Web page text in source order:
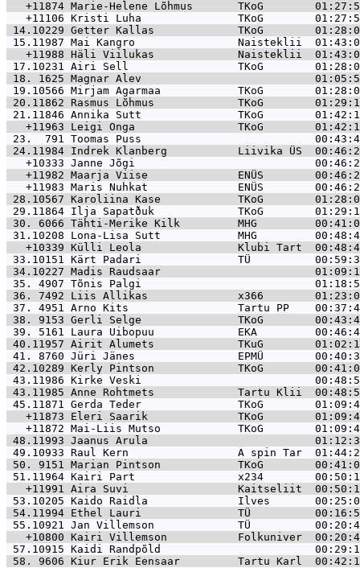
   +11874
Marie-Helene Lõhmus       TKoG
   +11106
Kristi Luha               TKoG
14.10229 Getter Kallas             TKoG
15.11987 Mai Kangro                Naisteklii
   +11988
Häli Viilukas             Naisteklii
17.10231 Airi Sell                 TKoG
18. 1625 Magnar Alev
19.10566 Mirjam Agarmaa            TKoG
20.11862 Rasmus Lõhmus             TKoG
21.11846 Annika Sutt               TKoG
   +11963
Leigi Onga                TKoG
23.  791 Toomas Puss
24.11984 Indrek Klanberg           Liivika ÜS
   +10333
Janne Jõgi
   +11982
Maarja Viise              ENÜS
   +11983
Maris Nuhkat              ENÜS
28.10567 Karoliina Kase            TKoG
29.11864 Ilja Sapatðuk             TKoG
30. 6066 Tähti-Merike Kilk         MHG
31.10208 Lona-Lisa Sutt            MHG
   +10339
Külli Leola               Klubi Tart
33.10151 Kärt Padari               TÜ
34.10227 Madis Raudsaar
35. 4907 Tõnis Palgi
36. 7492 Liis Allikas              x366
37. 4951 Arno Kits                 Tartu PP
38. 9153 Gerli Selge               TKoG
39. 5161 Laura Uibopuu             EKA
40.11957 Airit Alumets             TKuG
41. 8760 Jüri Jänes                EPMÜ
42.10289 Kerly Pintson             TKoG
43.11986 Kirke Veski
43.11985 Anne Rohtmets             Tartu Klii
45.11871 Gerda Teder               TKoG
   +11873
Eleri Saarik              TKoG
   +11872
Mai-Liis Mutso            TKoG
48.11993 Jaanus Arula
49.10933 Raul Kern                 A spin Tar
50. 9151 Marian Pintson            TKoG
51.11964 Kairi Part                x234
   +11991
Aira Suvi                 Kaitseliit
53.10205 Kaido Raidla              Ilves
54.11994 Ethel Lauri               TÜ
55.10921 Jan Villemson             TÜ
   +10800
Kairi Villemson           Folkuniver
57.10915 Kaidi Randpõld
58. 9606 Kiur Erik Eensaar         Tartu Karl